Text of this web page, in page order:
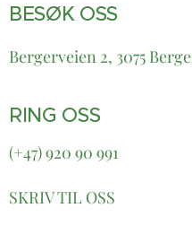
BESØK OSS
Bergerveien 2, 3075
RING OSS
(+47) 920 90 991
SKRIV TIL OSS